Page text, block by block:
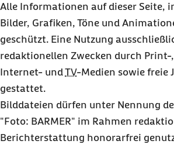
Alle Informationen auf dieser Seite,
Bilder, Grafiken, Töne und
geschützt. Eine Nutzung
redaktionellen Zwecken durch Print-
Internet- undTV-Medien sowie freie
gestattet.
Bilddateien dürfen unter Nennung
"Foto: BARMER" im Rahmen
Berichterstattung honorarfrei